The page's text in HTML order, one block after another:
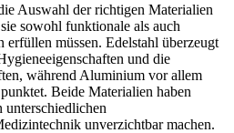
Auswahl der richtigen Materialien
sowohl funktionale als auch
erfüllen müssen. Edelstahl überzeugt
und die
während Aluminium vor allem
Beide Materialien haben
unterschiedlichen
unverzichtbar machen.